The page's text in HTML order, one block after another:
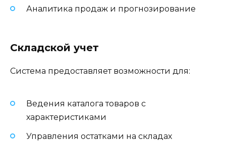
Аналитика продаж и прогнозирование
Складской учет
Система предоставляет возможности для:
Ведения каталога товаров с
характеристиками
Управления остатками на складах